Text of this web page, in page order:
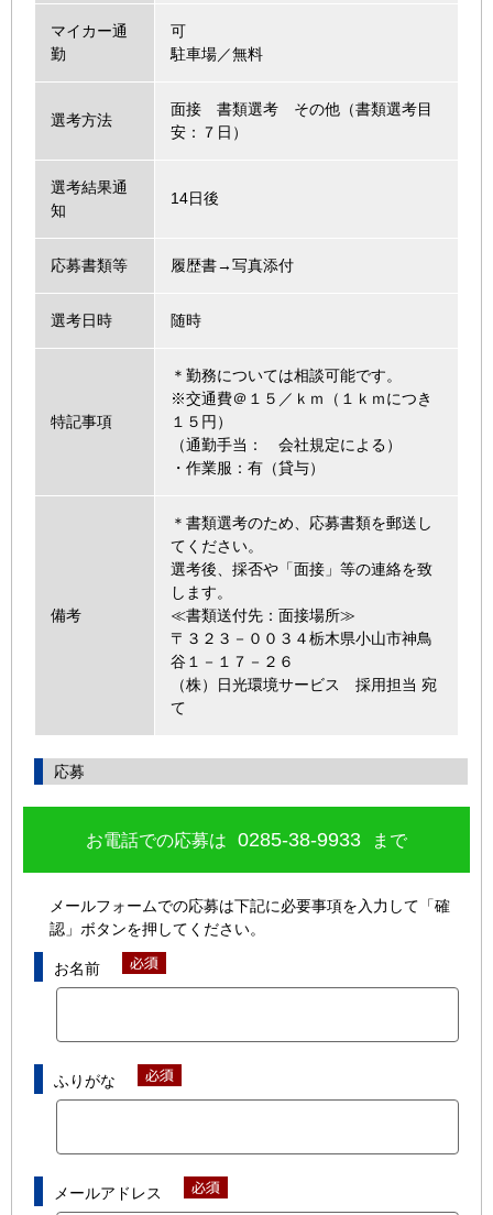
マイカー通
勤
可
駐車場／無料
選考方法
面接 書類選考 その他（書類選考目
安：７日）
選考結果通
知
14日後
応募書類等 履歴書→写真添付
選考日時 随時
特記事項
＊勤務については相談可能です。
※交通費＠１５／ｋｍ（１ｋｍにつき
１５円）
（通勤手当： 会社規定による）
・作業服：有（貸与）
備考
＊書類選考のため、応募書類を郵送し
てください。
選考後、採否や「面接」等の連絡を致
します。
≪書類送付先：面接場所≫
〒３２３－００３４栃木県小山市神鳥
谷１－１７－２６
（株）日光環境サービス 採用担当 宛
て
応募
お電話での応募は 0285-38-9933 まで
メールフォームでの応募は下記に必要事項を入力して「確
認」ボタンを押してください。
お名前
ふりがな
メールアドレス